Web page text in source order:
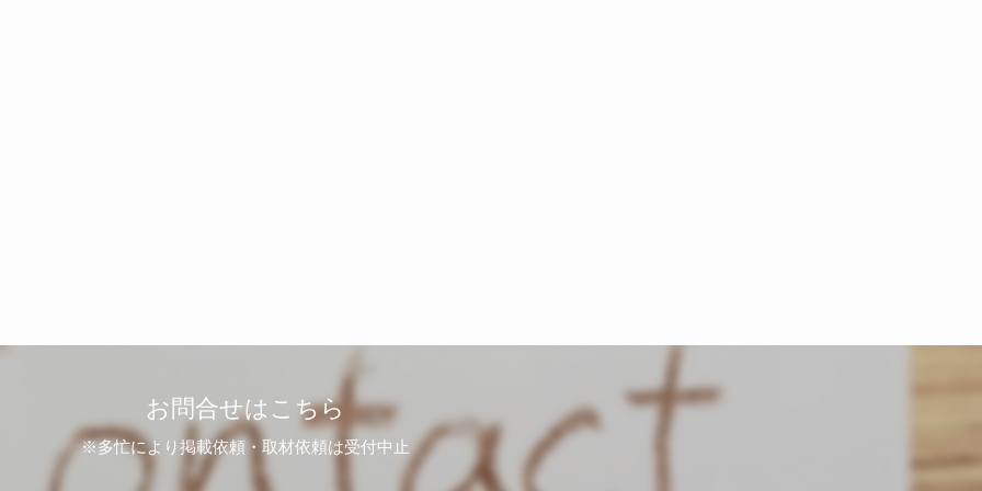
お問合せはこちら
※多忙により掲載依頼・取材依頼は受付中止